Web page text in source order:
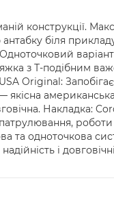
конструкції.
біля
з Т-подібним
Original:
Накладка:
та одноточкова
і